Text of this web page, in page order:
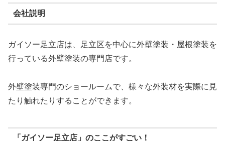
会社説明
ガイソー足立店は、足立区を中心に外壁塗装・屋根塗装を
行っている外壁塗装の専門店です。
外壁塗装専門のショールームで、様々な外装材を実際に見
たり触れたりすることができます。
「ガイソー足立店」のここがすごい！